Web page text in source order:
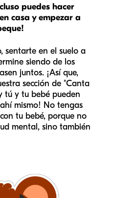
puedes hacer
casa y empezar a
sentarte en el suelo a
siendo de los
juntos. ¡Así que,
sección de "Canta
tú y tu bebé pueden
mismo! No tengas
tu bebé, porque no
mental, sino también